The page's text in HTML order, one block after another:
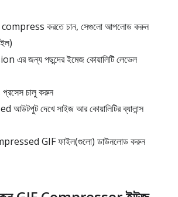
compress করতে চান, সেগুলো আপলোড করুন
এর জন্য পছন্দের ইমেজ কোয়ালিটি লেভেল
চালু করুন
দেখে সাইজ আর কোয়ালিটির ব্যালান্স
GIF ফাইল(গুলো) ডাউনলোড করুন